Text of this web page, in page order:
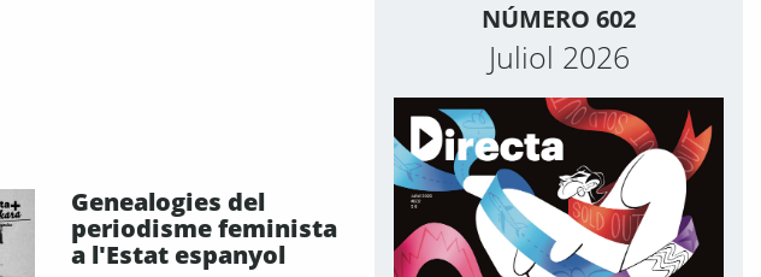
Genealogies del
periodisme feminista
a l'Estat espanyol
NÚMERO 602
Juliol 2026